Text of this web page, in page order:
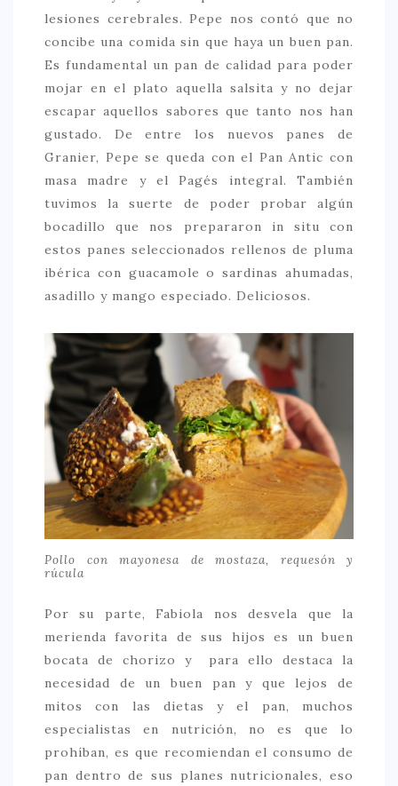
lesiones cerebrales. Pepe nos contó que no
concibe una comida sin que haya un buen pan.
Es fundamental un pan de calidad para poder
mojar en el plato aquella salsita y no dejar
escapar aquellos sabores que tanto nos han
gustado. De entre los nuevos panes de
Granier, Pepe se queda con el Pan Antic con
masa madre y el Pagés integral. También
tuvimos la suerte de poder probar algún
bocadillo que nos prepararon in situ con
estos panes seleccionados rellenos de pluma
ibérica con guacamole o sardinas ahumadas,
asadillo y mango especiado. Deliciosos.
Pollo con mayonesa de mostaza, requesón y
rúcula
Por su parte, Fabiola nos desvela que la
merienda favorita de sus hijos es un buen
bocata de chorizo y para ello destaca la
necesidad de un buen pan y que lejos de
mitos con las dietas y el pan, muchos
especialistas en nutrición, no es que lo
prohíban, es que recomiendan el consumo de
pan dentro de sus planes nutricionales, eso